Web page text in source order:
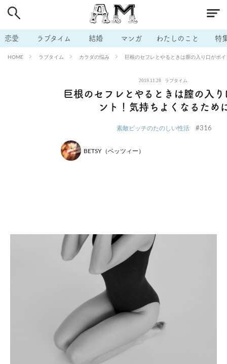
恋愛 ラブタイム 結婚 マンガ わたしのこと 特
HOME ラブタイム カラダの悩み 巨根のセフレとやるときは膣の入り口がポ
2019.11.28 ラブタイム
巨根のセフレとやるときは膣の入
ント！気持ちよくなるため
素敵ビッチのたのしい性活 #316
BETSY（ベッツィー）
# 男の本音 # セフレ # 不倫
# 出会う方法 # マッチングアプリ # ラブグッズ # 体の相